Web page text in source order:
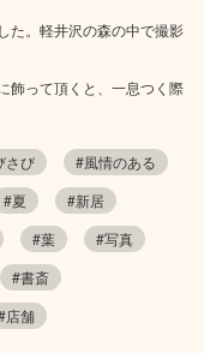
た。軽井沢の森の中で撮影
飾って頂くと、一息つく際
さび
#風情のある
#夏
#新居
#葉
#写真
#書斎
店舗